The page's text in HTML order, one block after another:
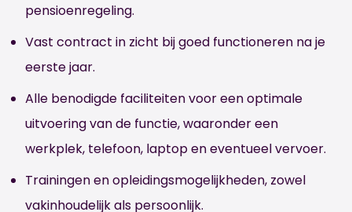
pensioenregeling.
Vast contract in zicht bij goed functioneren na je
eerste jaar.
Alle benodigde faciliteiten voor een optimale
uitvoering van de functie, waaronder een
werkplek, telefoon, laptop en eventueel vervoer.
Trainingen en opleidingsmogelijkheden, zowel
vakinhoudelijk als persoonlijk.